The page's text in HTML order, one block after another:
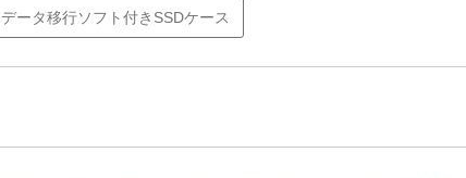
データ移行ソフト付きSSDケース